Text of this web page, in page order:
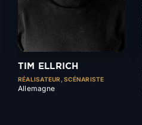
TIM ELLRICH
RÉALISATEUR, SCÉNARISTE
Allemagne